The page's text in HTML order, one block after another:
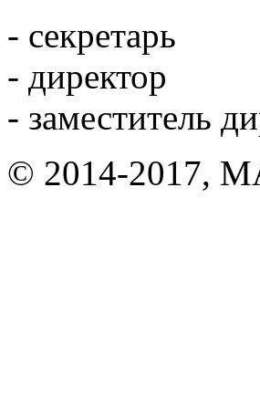
- секретарь
- директор
- заместитель
© 2014-2017,